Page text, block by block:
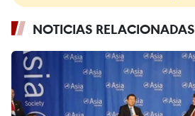
NOTICIAS RELACIONADAS